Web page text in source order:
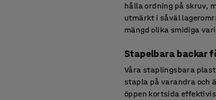
hålla ordning på skruv,
utmärkt i såväl
mängd olika smidiga
Stapelbara backar
Våra staplingsbara
stapla på varandra och
öppen kortsida